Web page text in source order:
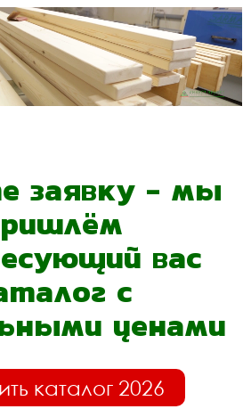
заявку - мы
вас
с
ценами
каталог 2026